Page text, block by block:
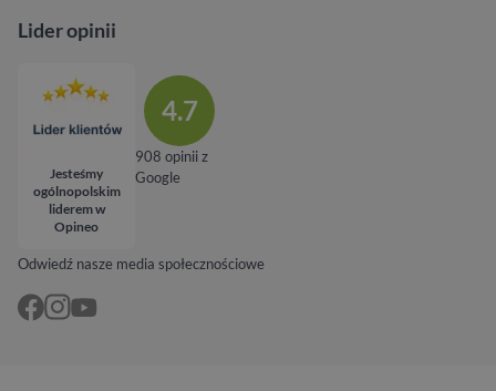
Odwiedź nasze media społecznościowe
Lider opinii
Jesteśmy
ogólnopolskim
liderem w
Opineo
4.7
908 opinii z
Google